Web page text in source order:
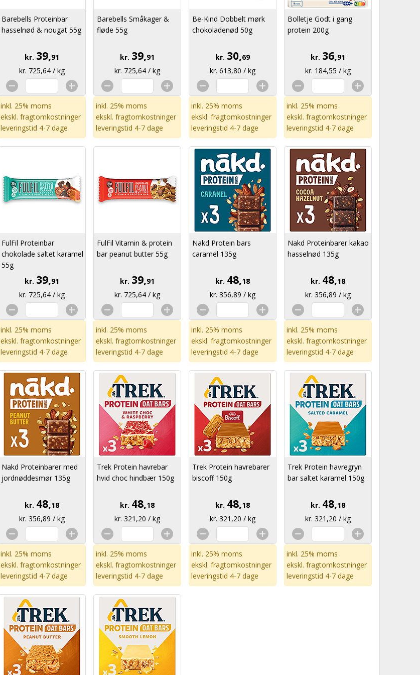
Barebells Proteinbar
hasselnød & nougat 55g
kr. 39,91
kr. 725,64 / kg
inkl. 25% moms
ekskl. fragtomkostninger
leveringstid 4-7 dage
Barebells Småkager &
fløde 55g
kr. 39,91
kr. 725,64 / kg
inkl. 25% moms
ekskl. fragtomkostninger
leveringstid 4-7 dage
Be-Kind Dobbelt mørk
chokoladenød 50g
kr. 30,69
kr. 613,80 / kg
inkl. 25% moms
ekskl. fragtomkostninger
leveringstid 4-7 dage
Bolletje Godt i gang
protein 200g
kr. 36,91
kr. 184,55 / kg
inkl. 25% moms
ekskl. fragtomkostninger
leveringstid 4-7 dage
FulFil Proteinbar
chokolade saltet karamel
55g
kr. 39,91
kr. 725,64 / kg
inkl. 25% moms
ekskl. fragtomkostninger
leveringstid 4-7 dage
FulFil Vitamin & protein
bar peanut butter 55g
kr. 39,91
kr. 725,64 / kg
inkl. 25% moms
ekskl. fragtomkostninger
leveringstid 4-7 dage
Nakd Protein bars
caramel 135g
kr. 48,18
kr. 356,89 / kg
inkl. 25% moms
ekskl. fragtomkostninger
leveringstid 4-7 dage
Nakd Proteinbarer kakao
hasselnød 135g
kr. 48,18
kr. 356,89 / kg
inkl. 25% moms
ekskl. fragtomkostninger
leveringstid 4-7 dage
Nakd Proteinbarer med
jordnøddesmør 135g
kr. 48,18
kr. 356,89 / kg
inkl. 25% moms
ekskl. fragtomkostninger
leveringstid 4-7 dage
Trek Protein havrebar
hvid choc hindbær 150g
kr. 48,18
kr. 321,20 / kg
inkl. 25% moms
ekskl. fragtomkostninger
leveringstid 4-7 dage
Trek Protein havrebarer
biscoff 150g
kr. 48,18
kr. 321,20 / kg
inkl. 25% moms
ekskl. fragtomkostninger
leveringstid 4-7 dage
Trek Protein havregryn
bar saltet karamel 150g
kr. 48,18
kr. 321,20 / kg
inkl. 25% moms
ekskl. fragtomkostninger
leveringstid 4-7 dage